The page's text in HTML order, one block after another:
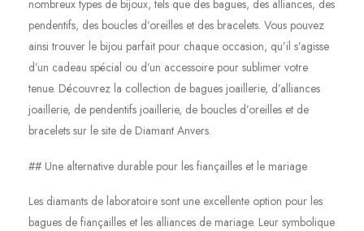
nombreux types de bijoux, tels que des bagues, des alliances, des
pendentifs, des boucles d’oreilles et des bracelets. Vous pouvez
ainsi trouver le bijou parfait pour chaque occasion, qu’il s’agisse
d’un cadeau spécial ou d’un accessoire pour sublimer votre
tenue. Découvrez la collection de bagues joaillerie, d’alliances
joaillerie, de pendentifs joaillerie, de boucles d’oreilles et de
bracelets sur le site de Diamant Anvers.
## Une alternative durable pour les fiançailles et le mariage
Les diamants de laboratoire sont une excellente option pour les
bagues de fiançailles et les alliances de mariage. Leur symbolique